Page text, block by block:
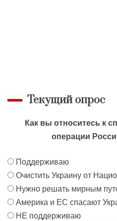
Текущий опрос
Как вы относитесь к
операции
Поддерживаю
Очистить Украину от
Нужно решать мирным
Америка и ЕС спасают
НЕ поддерживаю